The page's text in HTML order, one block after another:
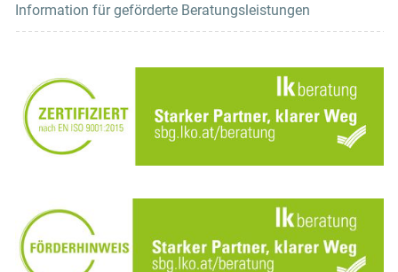
Information für geförderte Beratungsleistungen